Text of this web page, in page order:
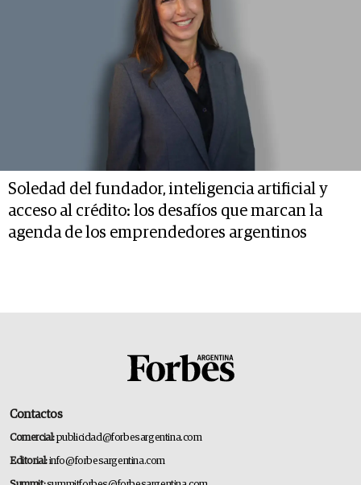
Soledad del fundador, inteligencia artificial y
acceso al crédito: los desafíos que marcan la
agenda de los emprendedores argentinos
Contactos
Comercial:publicidad@forbesargentina.com
Editorial:info@forbesargentina.com